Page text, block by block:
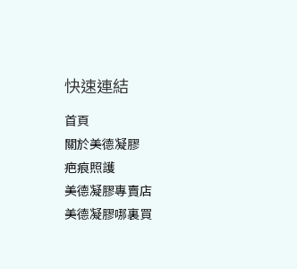
快速連結
首頁
關於美德凝膠
疤痕照護
美德凝膠專賣店
美德凝膠哪裏買